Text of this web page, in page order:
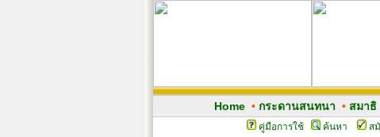
Home• กระดานสนทนา • สมาธิ
คู่มือการใช้ ค้นหา ส